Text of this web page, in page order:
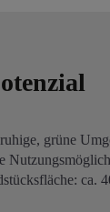
grüne
ca.